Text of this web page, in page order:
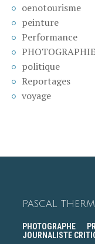
oenotourisme
peinture
Performance
PHOTOGRAPHIE
politique
Reportages
voyage
PASCAL
PHOTOGRAPHE
JOURNALISTE